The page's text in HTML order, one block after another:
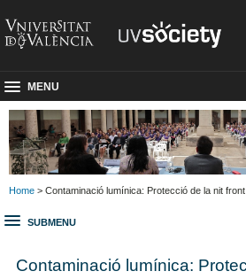
MENU
Home > Contaminació lumínica: Protecció de la nit
SUBMENU
Contaminació lumínica: